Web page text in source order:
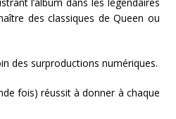
l’album dans les légendaires
des classiques de Queen ou
des surproductions numériques.
fois) réussit à donner à chaque